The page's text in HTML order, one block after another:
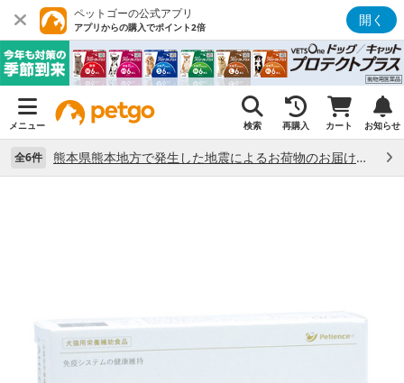
ペットゴーの公式アプリ
アプリからの購入でポイント2倍 開く
メニュー 検索 再購入 カート お知らせ
全6件 熊本県熊本地方で発生した地震によるお荷物のお届け状況について （7/28）